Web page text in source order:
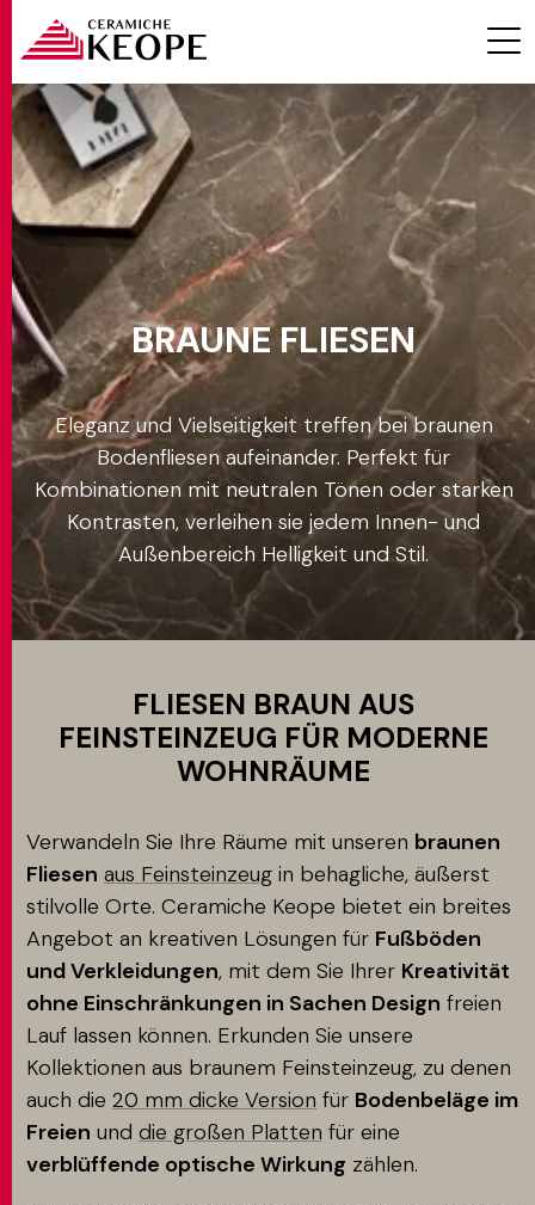
PROJEKTE
MAGAZINE
KONTAKTE
MATCH APP
RESERVIERTER BEREICH
BRAUNE FLIESEN
Eleganz und Vielseitigkeit treffen bei braunen
Bodenfliesen aufeinander. Perfekt für
Kombinationen mit neutralen Tönen oder starken
Kontrasten, verleihen sie jedem Innen- und
Außenbereich Helligkeit und Stil.
FLIESEN BRAUN AUS
FEINSTEINZEUG FÜR MODERNE
WOHNRÄUME
Verwandeln Sie Ihre Räume mit unseren braunen
Fliesen aus Feinsteinzeug in behagliche, äußerst
stilvolle Orte. Ceramiche Keope bietet ein breites
Angebot an kreativen Lösungen für Fußböden
und Verkleidungen, mit dem Sie Ihrer Kreativität
ohne Einschränkungen in Sachen Design freien
Lauf lassen können. Erkunden Sie unsere
Kollektionen aus braunem Feinsteinzeug, zu denen
auch die 20 mm dicke Version für Bodenbeläge im
Freien und die großen Platten für eine
verblüffende optische Wirkung zählen.
Effekt
Ambiente
Farbe
Braun
Formate
Stärken
Anwendung